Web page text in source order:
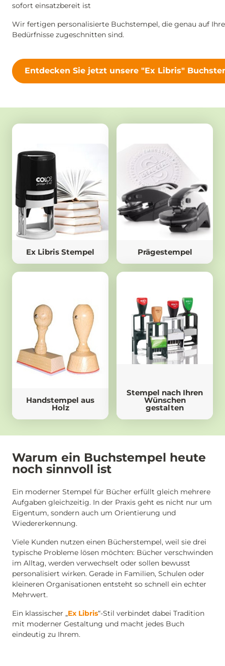
sofort einsatzbereit ist
Wir fertigen personalisierte Buchstempel, die genau auf Ihre
Bedürfnisse zugeschnitten sind.
Entdecken Sie jetzt unsere "Ex Libris"
Ex Libris Stempel Prägestempel
Handstempel aus
Holz
Stempel nach Ihren
Wünschen
gestalten
Warum ein Buchstempel heute
noch sinnvoll ist
Ein moderner Stempel für Bücher erfüllt gleich mehrere
Aufgaben gleichzeitig. In der Praxis geht es nicht nur um
Eigentum, sondern auch um Orientierung und
Wiedererkennung.
Viele Kunden nutzen einen Bücherstempel, weil sie drei
typische Probleme lösen möchten: Bücher verschwinden
im Alltag, werden verwechselt oder sollen bewusst
personalisiert wirken. Gerade in Familien, Schulen oder
kleineren Organisationen entsteht so schnell ein echter
Mehrwert.
Ein klassischer „Ex Libris“-Stil verbindet dabei Tradition
mit moderner Gestaltung und macht jedes Buch
eindeutig zu Ihrem.